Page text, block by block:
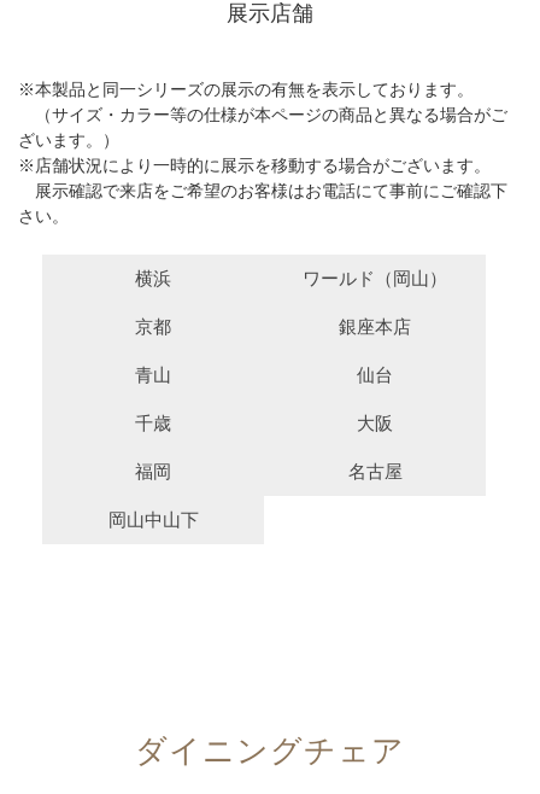
展示店舗
※本製品と同一シリーズの展示の有無を表示しております。
（サイズ・カラー等の仕様が本ページの商品と異なる場合がご
ざいます。）
※店舗状況により一時的に展示を移動する場合がございます。
展示確認で来店をご希望のお客様はお電話にて事前にご確認下
さい。
横浜 ワールド（岡山）
京都 銀座本店
青山 仙台
千歳 大阪
福岡 名古屋
岡山中山下
ダイニングチェア